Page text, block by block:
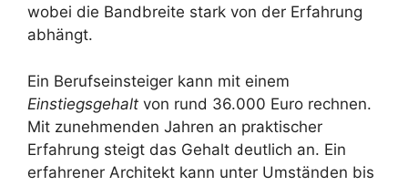
wobei die Bandbreite stark von der Erfahrung
abhängt.
Ein Berufseinsteiger kann mit einem
Einstiegsgehalt von rund 36.000 Euro rechnen.
Mit zunehmenden Jahren an praktischer
Erfahrung steigt das Gehalt deutlich an. Ein
erfahrener Architekt kann unter Umständen bis